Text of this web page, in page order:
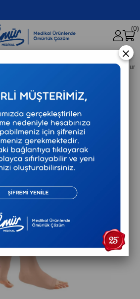
0
Duomed Dizüstü Varis Çorabı - CCL1 - Burnu
×